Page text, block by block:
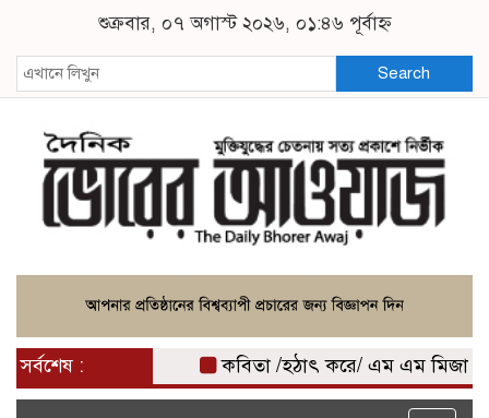
শুক্রবার, ০৭ অগাস্ট ২০২৬, ০১:৪৬ পূর্বাহ্ন
Search
সর্বশেষ : কবিতা /হঠাৎ করে/ এম এম মিজান